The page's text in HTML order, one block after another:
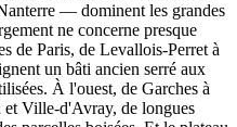
— dominent les grandes
ne concerne presque
de Paris, de Levallois-Perret à
un bâti ancien serré aux
À l'ouest, de Garches à
et Ville-d'Avray, de longues